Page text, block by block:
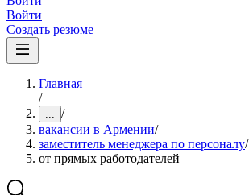
Войти
Создать резюме
Главная
/
... /
вакансии в Армении/
заместитель менеджера по персоналу/
от прямых работодателей